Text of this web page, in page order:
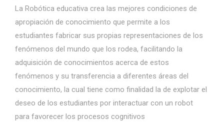
La Robótica educativa crea las mejores condiciones de
apropiación de conocimiento que permite a los
estudiantes fabricar sus propias representaciones de los
fenómenos del mundo que los rodea, facilitando la
adquisición de conocimientos acerca de estos
fenómenos y su transferencia a diferentes áreas del
conocimiento, la cual tiene como finalidad la de explotar el
deseo de los estudiantes por interactuar con un robot
para favorecer los procesos cognitivos